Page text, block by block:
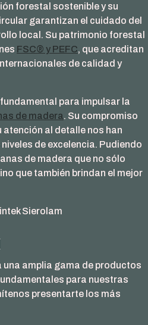
forestal sostenible y su
garantizan el cuidado del
local. Su patrimonio forestal
FSC® y PEFC, que acreditan
de calidad y
para impulsar la
de madera. Su compromiso
atención al detalle nos han
de excelencia. Pudiendo
de madera que no sólo
que también brindan el mejor
amplia gama de productos
para nuestras
presentarte los más